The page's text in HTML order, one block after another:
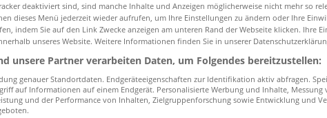
deaktiviert sind, sind manche Inhalte und Anzeigen möglicherweise nicht mehr so
dieses Menü jederzeit wieder aufrufen, um Ihre Einstellungen zu ändern oder Ihre
indem Sie auf den Link Zwecke anzeigen am unteren Rand der Webseite klicken. Ihre
unseres Website. Weitere Informationen finden Sie in unserer
unsere Partner verarbeiten Daten, um Folgendes bereitzustellen:
genauer Standortdaten. Endgeräteeigenschaften zur Identifikation aktiv abfragen.
auf Informationen auf einem Endgerät. Personalisierte Werbung und Inhalte, Messung
und der Performance von Inhalten, Zielgruppenforschung sowie Entwicklung und